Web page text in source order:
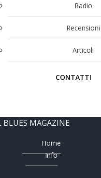
Radio
Recensioni
Articoli
CONTATTI
BLUES MAGAZINE
Home
Info